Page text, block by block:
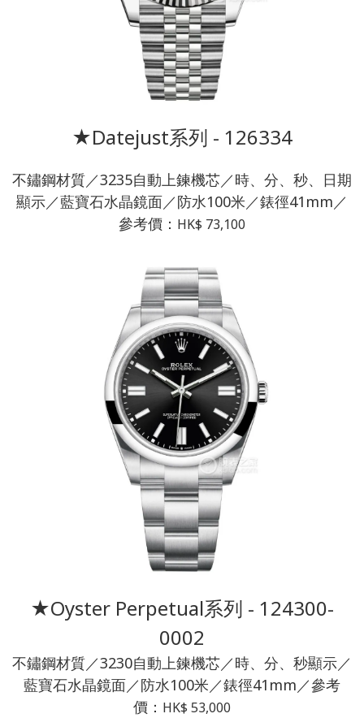
★Datejust系列 - 126334
不鏽鋼材質／3235自動上鍊機芯／時、分、秒、日期
顯示／藍寶石水晶鏡面／防水100米／錶徑41mm／
參考價： HK$ 73,100
★Oyster Perpetual系列 - 124300-
0002
不鏽鋼材質／3230自動上鍊機芯／時、分、秒顯示／
藍寶石水晶鏡面／防水100米／錶徑41mm／參考
價： HK$ 53,000